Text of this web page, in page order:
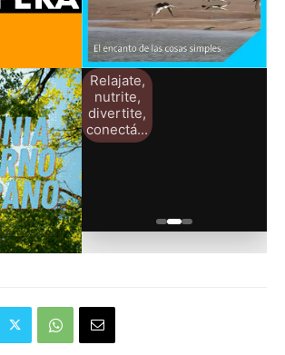
Relajate,
nutrite,
divertite,
conectá...